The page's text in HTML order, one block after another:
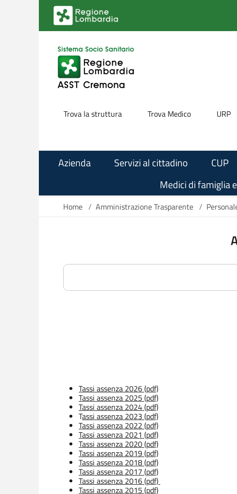
Salta al contenuto principale
Trova la struttura Trova Medico URP
Azienda Servizi al cittadino CUP
Medici di famiglia
Home / Amministrazione Trasparente /
Tassi assenza 2026 (pdf)
Tassi assenza 2025 (pdf)
Tassi assenza 2024 (pdf)
Tassi assenza 2023 (pdf)
Tassi assenza 2022 (pdf)
Tassi assenza 2021 (pdf)
Tassi assenza 2020 (pdf)
Tassi assenza 2019 (pdf)
Tassi assenza 2018 (pdf)
Tassi assenza 2017 (pdf)
Tassi assenza 2016 (pdf)
Tassi assenza 2015 (pdf)